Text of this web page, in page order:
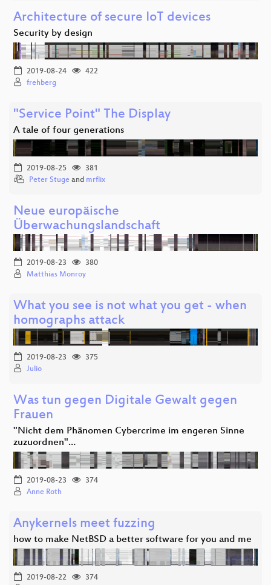
Architecture of secure IoT devices
Security by design
2019-08-24
422
frehberg
"Service Point" The Display
A tale of four generations
2019-08-25
381
Peter Stuge and mrflix
Neue europäische
Überwachungslandschaft
2019-08-23
380
Matthias Monroy
What you see is not what you get - when
homographs attack
2019-08-23
375
Julio
Was tun gegen Digitale Gewalt gegen
Frauen
"Nicht dem Phänomen Cybercrime im engeren Sinne
zuzuordnen"…
2019-08-23
374
Anne Roth
Anykernels meet fuzzing
how to make NetBSD a better software for you and me
2019-08-22 374